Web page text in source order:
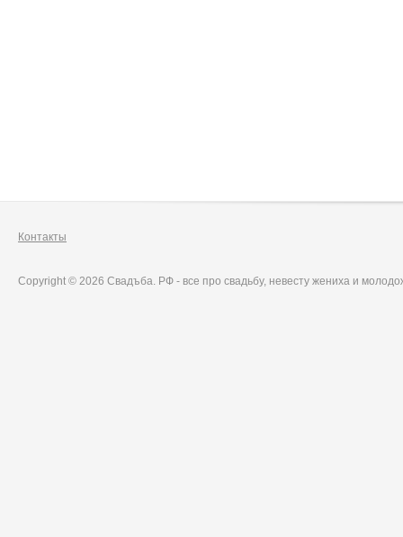
Контакты
Copyright © 2026 Свадъба. РФ - все про свадьбу, невесту жениха и